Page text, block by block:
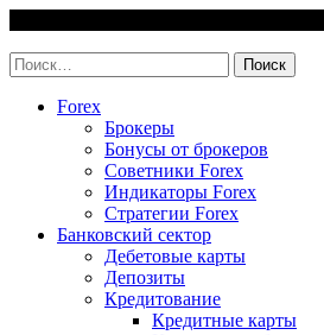
content
Найти:
Forex
Брокеры
Бонусы от брокеров
Советники Forex
Индикаторы Forex
Стратегии Forex
Банковский сектор
Дебетовые карты
Депозиты
Кредитование
Кредитные карты